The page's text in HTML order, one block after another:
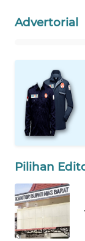
Advertorial
Pilihan
MASYARAKAT
KELISTRIKAN
WALINKI
MAWAKA
ID
NET
PLN
WATCH